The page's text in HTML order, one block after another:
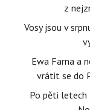
z
Vosy jsou v
Ewa Farna a
vrátit se do
Po pěti letech